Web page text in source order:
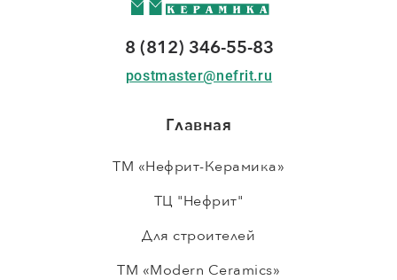
8 (812) 346-55-83
postmaster@nefrit.ru
Главная
ТМ «Нефрит-Керамика»
ТЦ "Нефрит"
Для строителей
ТМ «Modern Ceramics»